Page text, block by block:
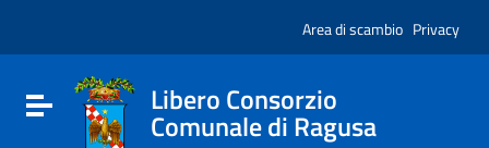
sito
include
Vai al footer
Area di scambio Privacy
Attiva / disattiva la navigazione
Libero Consorzio
Comunale di Ragusa